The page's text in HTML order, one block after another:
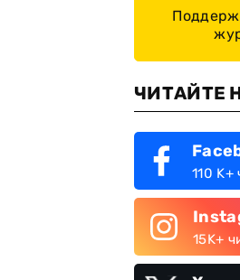
ЧИТАЙТЕ
110 K+
15K+